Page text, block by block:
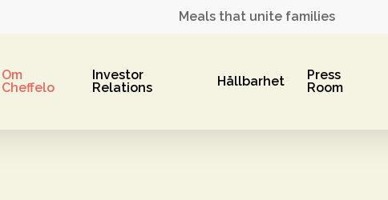
Meals that unite families
Om
Cheffelo
Investor
Relations
Hållbarhet
Press
Room